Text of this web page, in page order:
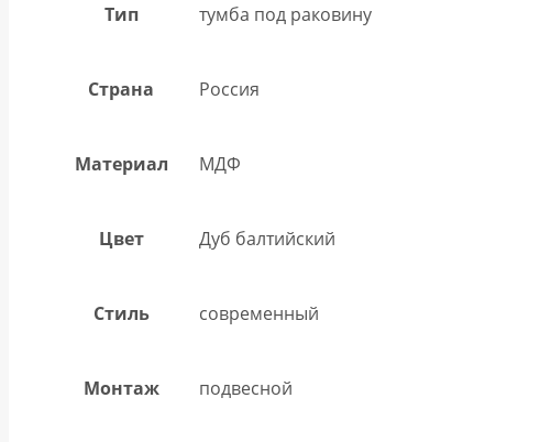
Тип тумба под раковину
Страна Россия
Материал МДФ
Цвет Дуб балтийский
Стиль современный
Монтаж подвесной